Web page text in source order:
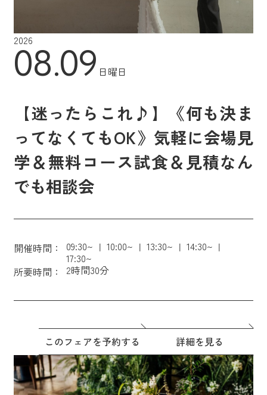
2026
08.09 日曜日
【迷ったらこれ♪】《何も決ま
ってなくてもOK》気軽に会場見
学＆無料コース試食＆見積なん
でも相談会
開催時間： 09:30~ 10:00~ 13:30~
14:30~
17:30~
所要時間：
2時間30分
このフェアを予約する 詳細を見る